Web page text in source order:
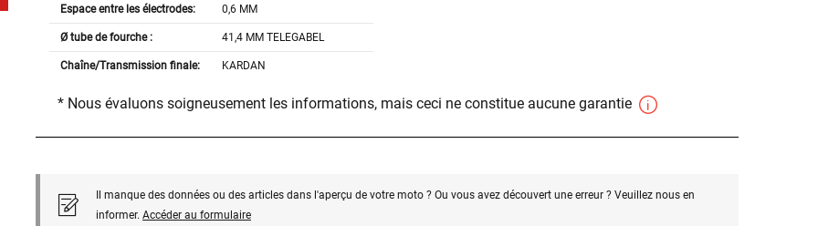
Espace entre les électrodes: 0,6 MM
Ø tube de fourche : 41,4 MM TELEGABEL
Chaîne/Transmission finale: KARDAN
* Nous évaluons soigneusement les informations, mais ceci ne constitue aucune garantie
Il manque des données ou des articles dans l'aperçu de votre moto ? Ou vous avez découvert une erreur ? Veuillez nous en
informer. Accéder au formulaire